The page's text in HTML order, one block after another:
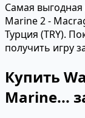
Самая
Marine 2 -
Турция (TRY).
получить игру
Купить
Marine...